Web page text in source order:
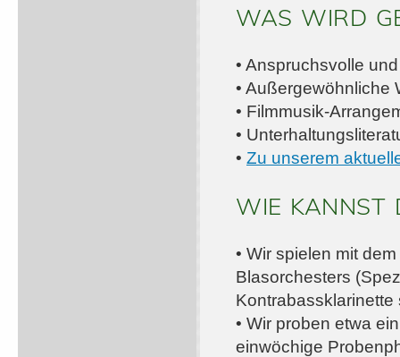
WAS WIRD
• Anspruchsvolle
• Außergewöhnliche
• Filmmusik-
•
• Zu unserem
WIE KANNST
• Wir spielen mit
Blasorchesters
• Wir proben etwa
einwöchige